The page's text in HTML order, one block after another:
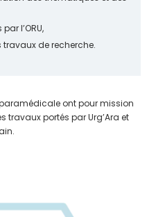
l’ORU,
de recherche.
ont pour mission
travaux portés par Urg’Ara et